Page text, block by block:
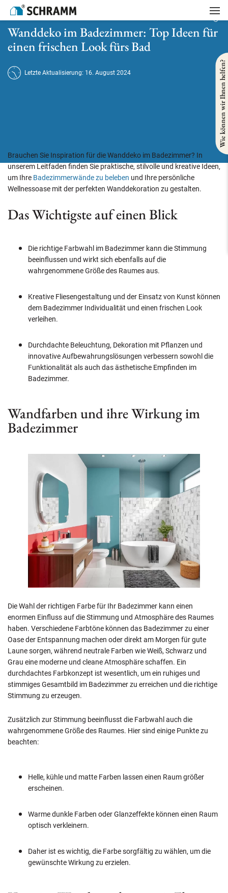
Startseite
Wanddeko im Badezimmer: Top Ideen für einen frischen Look fürs Bad
Wanddeko im Badezimmer: Top Ideen für
einen frischen Look fürs Bad
Letzte Aktualisierung: 16. August 2024
Brauchen Sie Inspiration für die Wanddeko im Badezimmer? In
unserem Leitfaden finden Sie praktische, stilvolle und kreative Ideen,
um Ihre Badezimmerwände zu beleben und Ihre persönliche
Wellnessoase mit der perfekten Wanddekoration zu gestalten.
Das Wichtigste auf einen Blick
Die richtige Farbwahl im Badezimmer kann die Stimmung
beeinflussen und wirkt sich ebenfalls auf die
wahrgenommene Größe des Raumes aus.
Kreative Fliesengestaltung und der Einsatz von Kunst können
dem Badezimmer Individualität und einen frischen Look
verleihen.
Durchdachte Beleuchtung, Dekoration mit Pflanzen und
innovative Aufbewahrungslösungen verbessern sowohl die
Funktionalität als auch das ästhetische Empfinden im
Badezimmer.
Wandfarben und ihre Wirkung im
Badezimmer
Die Wahl der richtigen Farbe für Ihr Badezimmer kann einen
enormen Einfluss auf die Stimmung und Atmosphäre des Raumes
haben. Verschiedene Farbtöne können das Badezimmer zu einer
Oase der Entspannung machen oder direkt am Morgen für gute
Laune sorgen, während neutrale Farben wie Weiß, Schwarz und
Grau eine moderne und cleane Atmosphäre schaffen. Ein
durchdachtes Farbkonzept ist wesentlich, um ein ruhiges und
stimmiges Gesamtbild im Badezimmer zu erreichen und die richtige
Stimmung zu erzeugen.
Zusätzlich zur Stimmung beeinflusst die Farbwahl auch die
wahrgenommene Größe des Raumes. Hier sind einige Punkte zu
beachten:
Helle, kühle und matte Farben lassen einen Raum größer
erscheinen.
Warme dunkle Farben oder Glanzeffekte können einen Raum
optisch verkleinern.
Daher ist es wichtig, die Farbe sorgfältig zu wählen, um die
gewünschte Wirkung zu erzielen.
Wie können wir Ihnen helfen?